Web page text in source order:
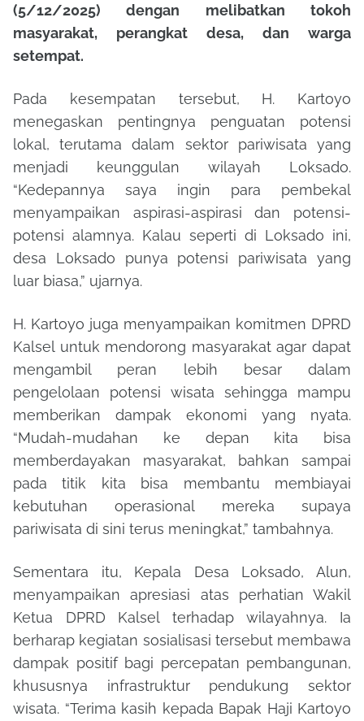
(5/12/2025) dengan melibatkan tokoh
masyarakat, perangkat desa, dan warga
setempat.
Pada kesempatan tersebut, H. Kartoyo
menegaskan pentingnya penguatan potensi
lokal, terutama dalam sektor pariwisata yang
menjadi keunggulan wilayah Loksado.
“Kedepannya saya ingin para pembekal
menyampaikan aspirasi-aspirasi dan potensi-
potensi alamnya. Kalau seperti di Loksado ini,
desa Loksado punya potensi pariwisata yang
luar biasa,” ujarnya.
H. Kartoyo juga menyampaikan komitmen DPRD
Kalsel untuk mendorong masyarakat agar dapat
mengambil peran lebih besar dalam
pengelolaan potensi wisata sehingga mampu
memberikan dampak ekonomi yang nyata.
“Mudah-mudahan ke depan kita bisa
memberdayakan masyarakat, bahkan sampai
pada titik kita bisa membantu membiayai
kebutuhan operasional mereka supaya
pariwisata di sini terus meningkat,” tambahnya.
Sementara itu, Kepala Desa Loksado, Alun,
menyampaikan apresiasi atas perhatian Wakil
Ketua DPRD Kalsel terhadap wilayahnya. Ia
berharap kegiatan sosialisasi tersebut membawa
dampak positif bagi percepatan pembangunan,
khususnya infrastruktur pendukung sektor
wisata. “Terima kasih kepada Bapak Haji Kartoyo